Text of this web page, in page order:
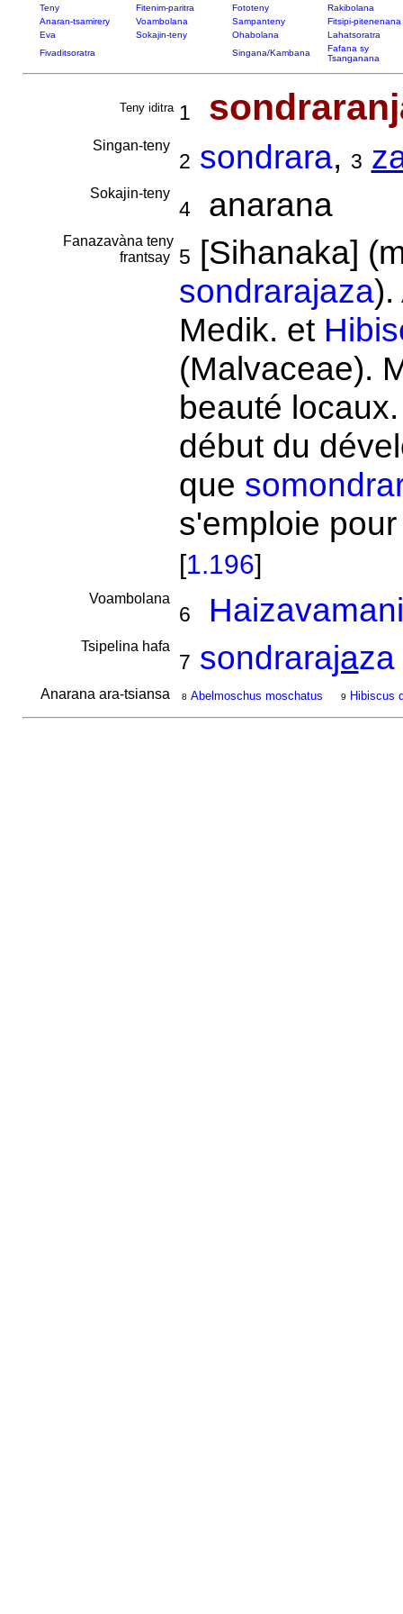
Teny Fitenim-paritra Fototeny
Rakibolana
Anaran-tsamirery
Voambolana Sampanteny
Fitsipi-pitenenana
Eva
Sokajin-teny Ohabolana
Lahatsoratra
Fivaditsoratra
Singana/Kambana
Fafana sy
Tsanganana
Teny iditra 1
Singan-teny
2 sondrara, 3
Sokajin-teny
4anarana
Fanazavàna teny
frantsay
5 [Sihanaka]
sondrarajaza).
Medik. et
(Malvaceae).
beauté
début du
que
s'emploie
[1.196]
Voambolana
6
Tsipelina hafa
7 sondrarajaza
Anarana ara-tsiansa 8 Abelmoschus moschatus 9 Hibiscus